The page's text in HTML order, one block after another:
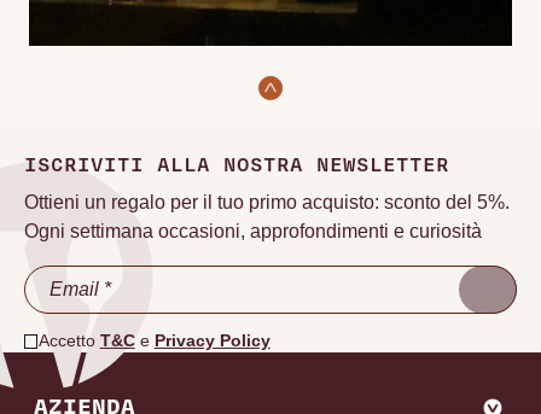
ISCRIVITI ALLA NOSTRA NEWSLETTER
Ottieni un regalo per il tuo primo acquisto: sconto del 5%.
Ogni settimana occasioni, approfondimenti e curiosità
Accetto T&Ce Privacy Policy
AZIENDA